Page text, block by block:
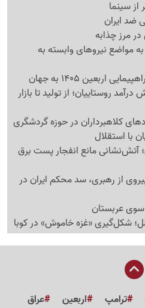
سینما
ضد ایران
مواضع نیروهای وابسته به
اربعین 1405 به جهان
روستاییان؛ از تولید تا بازار
کلاهبرداران در حوزه گردشگری
با استقلال
آتش‌نشانی مانع انفجار پست برق
از رهبری، سد محکم ایران در
سوی عربستان
شکل‌گیری «غزه‌ خاموش» در کوبا
ترامپ اربعین
عراق